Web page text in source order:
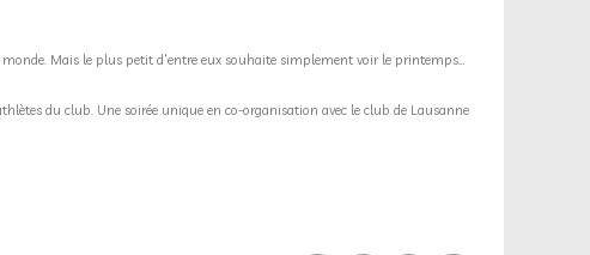
monde. Mais le plus petit d’entre eux souhaite simplement voir le printemps…
du club. Une soirée unique en co-organisation avec le club de Lausanne